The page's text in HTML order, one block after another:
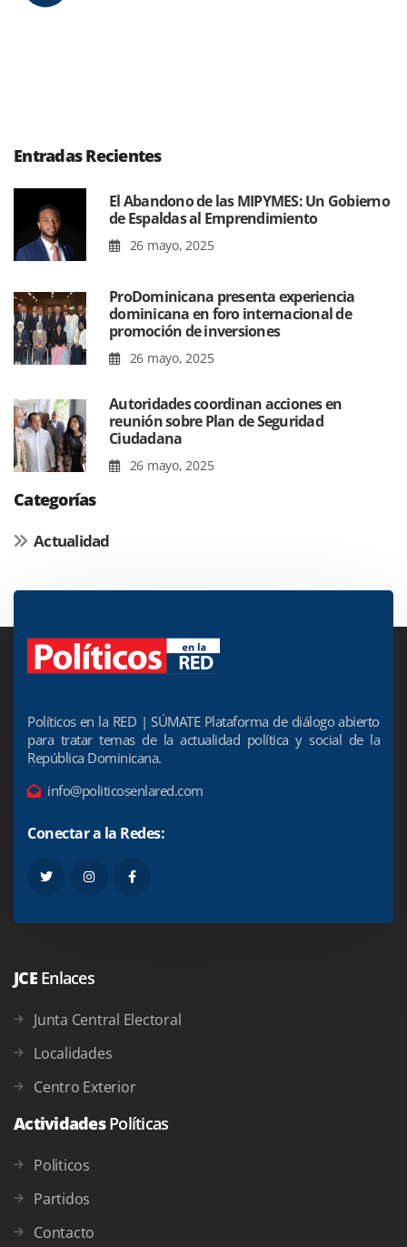
Entradas Recientes
El Abandono de las MIPYMES: Un Gobierno
de Espaldas al Emprendimiento
26 mayo, 2025
ProDominicana presenta experiencia
dominicana en foro internacional de
promoción de inversiones
26 mayo, 2025
Autoridades coordinan acciones en
reunión sobre Plan de Seguridad
Ciudadana
26 mayo, 2025
Categorías
Actualidad
Políticos en la RED | SÚMATE Plataforma de diálogo abierto
para tratar temas de la actualidad política y social de la
República Dominicana.
info@politicosenlared.com
Conectar a la Redes:
JCE Enlaces
Junta Central Electoral
Localidades
Centro Exterior
ActividadesPolíticas
Politicos
Partidos
Contacto